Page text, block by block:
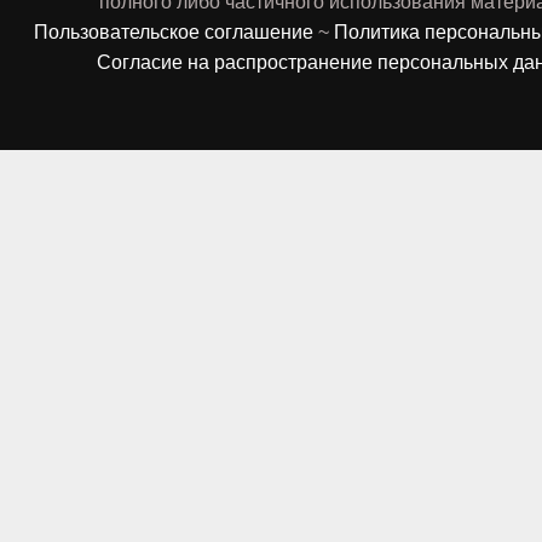
Пользовательское соглашение ~ Политика
Согласие на распространение персональных